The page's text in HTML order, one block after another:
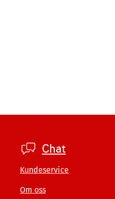
Footer
company
Chat
Kundeservice
Om oss